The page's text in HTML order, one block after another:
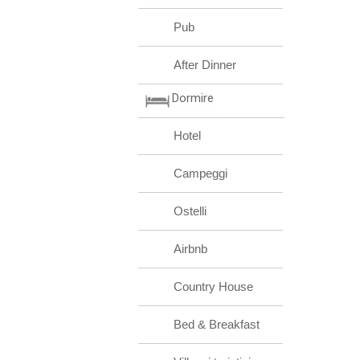
Pub
After Dinner
Dormire
Hotel
Campeggi
Ostelli
Airbnb
Country House
Bed & Breakfast